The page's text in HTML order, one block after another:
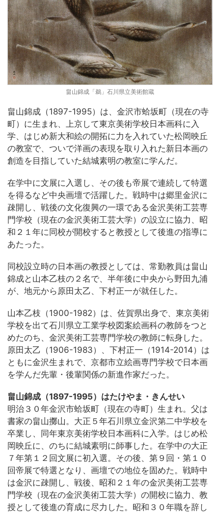
畠山錦成「鵜」石川県立美術館蔵
畠山錦成（1897-1995）は、金沢市蛤坂町（現在の寺
町）に生まれ、上京して東京美術学校日本画科に入
学、はじめ新大和絵の開拓に力を入れていた松岡映丘
の教室で、ついで洋画の表現を取り入れた新日本画の
創造を目指していた結城素明の教室に学んだ。
在学中に文展に入選し、その後も帝展で連続して特選
を得るなど中央画壇で活躍した。戦時中は郷里金沢に
疎開し、戦後の文化復興の一環である金沢美術工芸専
門学校（現在の金沢美術工芸大学）の設立に協力、昭
和２１年に同校が開校すると教授として後進の指導に
あたった。
同校設立時の日本画の教授としては、常勤教員は畠山
錦成と山本乙枝の２名で、半年後に中央から野田九浦
が、地元から原田太乙、下村正一が就任した。
山本乙枝（1900-1982）は、佐賀県出身で、東京美術
学校を出て石川県立工業学校図案絵画科の教師をつと
めたのち、金沢美術工芸専門学校の教師に転身した。
原田太乙（1906-1983）、下村正一（1914-2014）は
ともに金沢生まれで、京都市立絵画専門学校で日本画
を学んだ先輩・後輩関係の新進作家だった。
畠山錦成（1897-1995）はたけやま・きんせい
明治３０年金沢市蛤坂町（現在の寺町）生まれ。父は
書家の畠山擲山。大正５年石川県立金沢第二中学校を
卒業し、同年東京美術学校日本画科に入学。はじめ松
岡映丘に、のちに結城素明に師事した。在学中の大正
７年第１２回文展に初入選。その後、第９回・第１０
回帝展で特選となり、画壇での地位を固めた。戦時中
は金沢に疎開し、戦後、昭和２１年の金沢美術工芸専
門学校（現在の金沢美術工芸大学）の開校に協力、教
授として後進の育成に尽力した。昭和３０年職を辞し